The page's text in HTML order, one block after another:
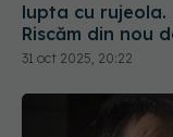
31 oct 2025, 20:22